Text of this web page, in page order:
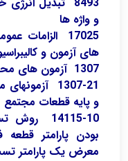
و واژه ها
17025
های آزمون و
1307 آزمون های محیطی
1307-21
و پایه قطعات مجتمع
14115-
بودن پارامتر قطعه
معرض یک پارامتر